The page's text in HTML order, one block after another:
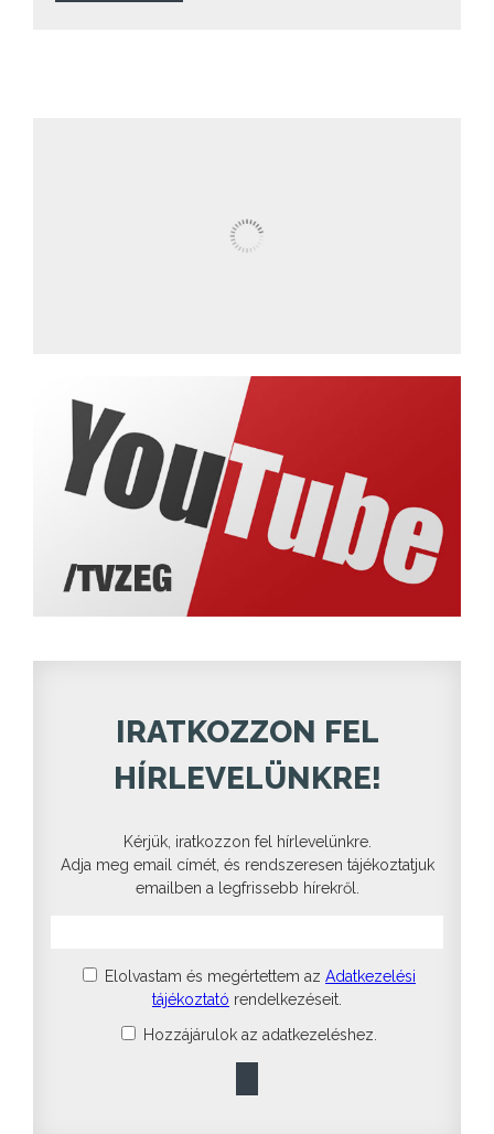
IRATKOZZON FEL
HÍRLEVELÜNKRE!
Kérjük, iratkozzon fel hírlevelünkre.
Adja meg email címét, és rendszeresen tájékoztatjuk
emailben a legfrissebb hírekről.
Elolvastam és megértettem az Adatkezelési
tájékoztató rendelkezéseit.
Hozzájárulok az adatkezeléshez.